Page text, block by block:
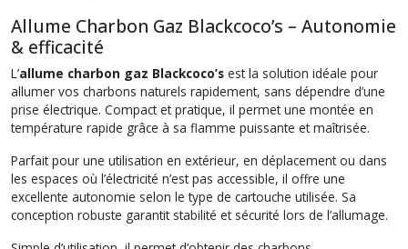
Allume Charbon Gaz Blackcoco’s – Autonomie
& efficacité
L’allume charbon gaz Blackcoco’s est la solution idéale pour
allumer vos charbons naturels rapidement, sans dépendre d’une
prise électrique. Compact et pratique, il permet une montée en
température rapide grâce à sa flamme puissante et maîtrisée.
Parfait pour une utilisation en extérieur, en déplacement ou dans
les espaces où l’électricité n’est pas accessible, il offre une
excellente autonomie selon le type de cartouche utilisée. Sa
conception robuste garantit stabilité et sécurité lors de l’allumage.